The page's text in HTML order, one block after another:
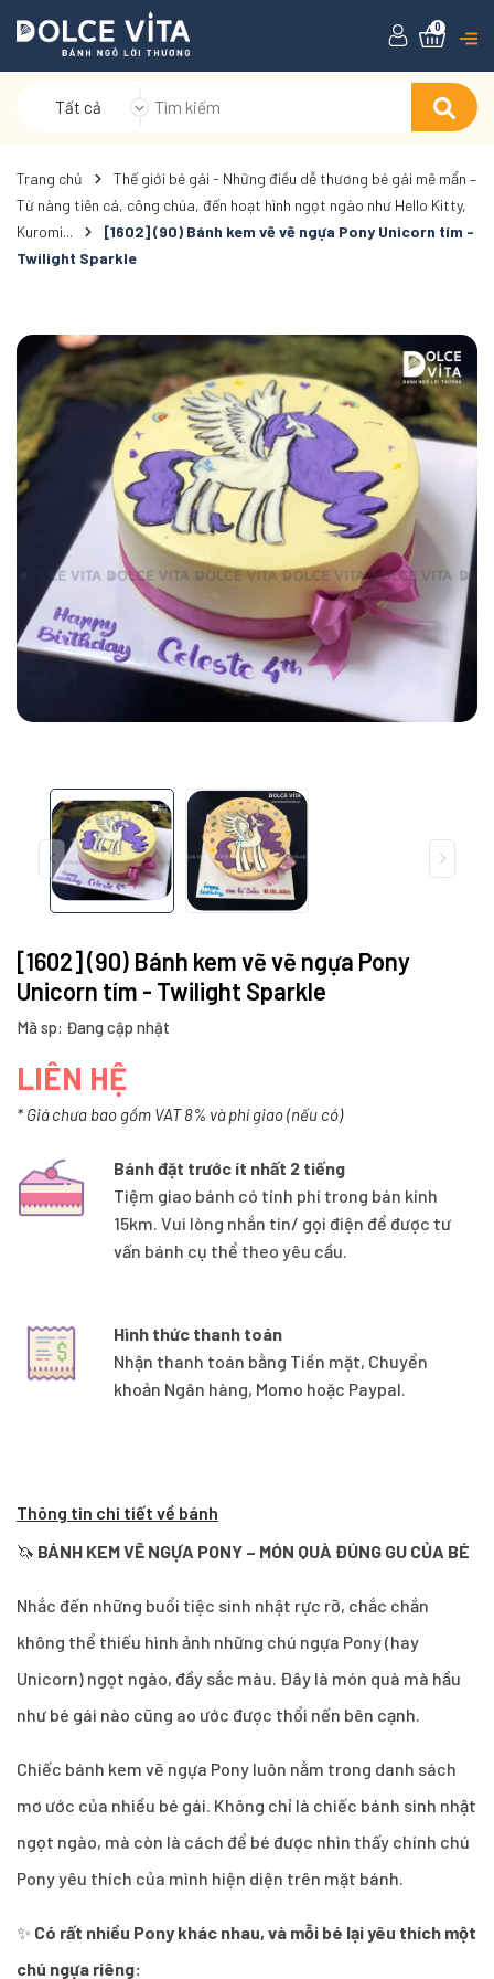
Tất cả
0
Trang chủ
Thế giới bé gái - Những điều dễ thương bé gái mê mẩn –
Từ nàng tiên cá, công chúa, đến hoạt hình ngọt ngào như Hello Kitty,
Kuromi...
[1602] (90) Bánh kem vẽ vẽ ngựa Pony Unicorn tím -
Twilight Sparkle
[1602] (90) Bánh kem vẽ vẽ ngựa Pony
Unicorn tím - Twilight Sparkle
Mã sp: Đang cập nhật
LIÊN HỆ
* Giá chưa bao gồm VAT 8% và phí giao (nếu có)
Bánh đặt trước ít nhất 2 tiếng
Tiệm giao bánh có tính phí trong bán kính
15km. Vui lòng nhắn tin/ gọi điện để được tư
vấn bánh cụ thể theo yêu cầu.
Hình thức thanh toán
Nhận thanh toán bằng Tiền mặt, Chuyển
khoản Ngân hàng, Momo hoặc Paypal.
Thông tin chi tiết về bánh
🦄 BÁNH KEM VẼ NGỰA PONY – MÓN QUÀ ĐÚNG GU CỦA BÉ
Nhắc đến những buổi tiệc sinh nhật rực rỡ, chắc chắn
không thể thiếu hình ảnh những chú ngựa Pony (hay
Unicorn) ngọt ngào, đầy sắc màu. Đây là món quà mà hầu
như bé gái nào cũng ao ước được thổi nến bên cạnh.
Chiếc bánh kem vẽ ngựa Pony luôn nằm trong danh sách
mơ ước của nhiều bé gái. Không chỉ là chiếc bánh sinh nhật
ngọt ngào, mà còn là cách để bé được nhìn thấy chính chú
Pony yêu thích của mình hiện diện trên mặt bánh.
✨ Có rất nhiều Pony khác nhau, và mỗi bé lại yêu thích một
chú ngựa riêng: